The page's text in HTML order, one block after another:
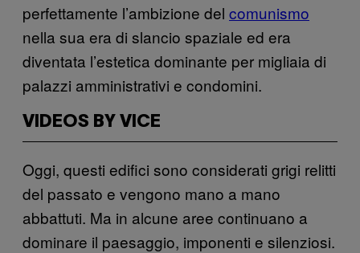
perfettamente l’ambizione del comunismo
nella sua era di slancio spaziale ed era
diventata l’estetica dominante per migliaia di
palazzi amministrativi e condomini.
VIDEOS BY VICE
Oggi, questi edifici sono considerati grigi relitti
del passato e vengono mano a mano
abbattuti. Ma in alcune aree continuano a
dominare il paesaggio, imponenti e silenziosi.